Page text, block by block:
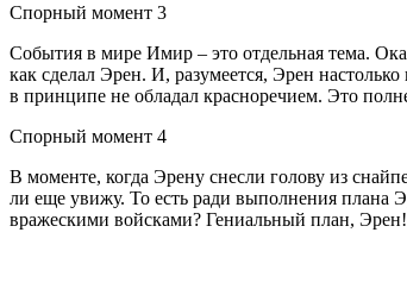
Спорный момент 3
События в мире Имир – это отдельная тема.
как сделал Эрен. И, разумеется, Эрен
в принципе не обладал красноречием. Это
Спорный момент 4
В моменте, когда Эрену снесли голову из
ли еще увижу. То есть ради выполнения плана
вражескими войсками? Гениальный план,